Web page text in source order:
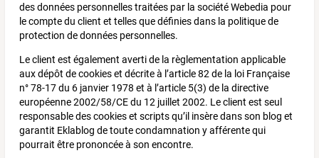
des données personnelles traitées par la société Webedia pour
le compte du client et telles que définies dans la politique de
protection de données personnelles.
Le client est également averti de la règlementation applicable
aux dépôt de cookies et décrite à l’article 82 de la loi Française
n° 78-17 du 6 janvier 1978 et à l’article 5(3) de la directive
européenne 2002/58/CE du 12 juillet 2002. Le client est seul
responsable des cookies et scripts qu’il insère dans son blog et
garantit Eklablog de toute condamnation y afférente qui
pourrait être prononcée à son encontre.